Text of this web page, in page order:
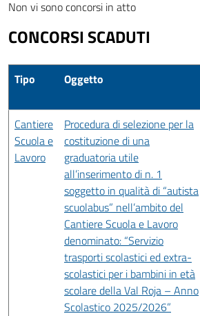
Non vi sono concorsi in atto
CONCORSI SCADUTI
Tipo Oggetto
Cantiere
Scuola e
Lavoro
Procedura di selezione per la
costituzione di una
graduatoria utile
all’inserimento di n. 1
soggetto in qualità di “autista
scuolabus” nell’ambito del
Cantiere Scuola e Lavoro
denominato: “Servizio
trasporti scolastici ed extra-
scolastici per i bambini in età
scolare della Val Roja – Anno
Scolastico 2025/2026”